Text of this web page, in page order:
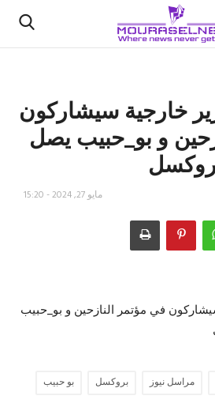
من 20 وزير خارجية سيشاركون
في مؤتمر النازحين و ‎بو_حبيب يصل
مايو 27, 2024 - 15:20
أكثر من 20 وزير خارجية سيشاركون في مؤتمر النازحين و ‎بو_حبيب
مراسل نيوز بروكسل بو حبيب